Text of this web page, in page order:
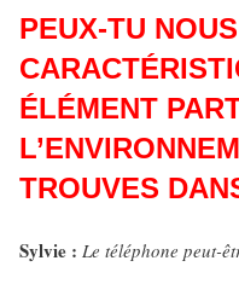
PEUX-TU
ÉLÉMENT
TROUVES
Sylvie : Le téléphone peut-